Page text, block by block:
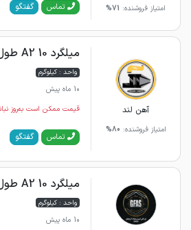
امتیاز فروشنده: 71% تماس گفتگو
آهن لند
امتیاز فروشنده: 80%
میلگرد 10 A2 طول 12 درپاد تبریز
واحد : کیلوگرم
10 ماه پیش
قیمت ممکن است به‌روز
تماس گفتگو
میلگرد 10 A2 طول 12 درپاد تبریز
واحد : کیلوگرم
10 ماه پیش